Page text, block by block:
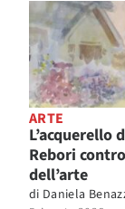
ARTE
L’acquerello
Rebori
dell’arte
di Daniela